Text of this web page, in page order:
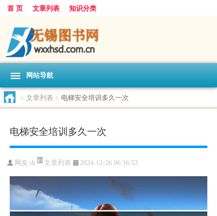
首 页 文章列表 知识分类
网站导航
> 文章列表 > 电梯安全培训多久一次
电梯安全培训多久一次
网友:dt 文章列表 2024-12-26 06:16:53